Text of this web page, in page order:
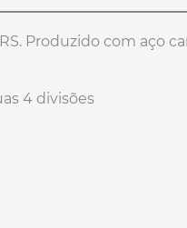
Produzido com aço
4 divisões